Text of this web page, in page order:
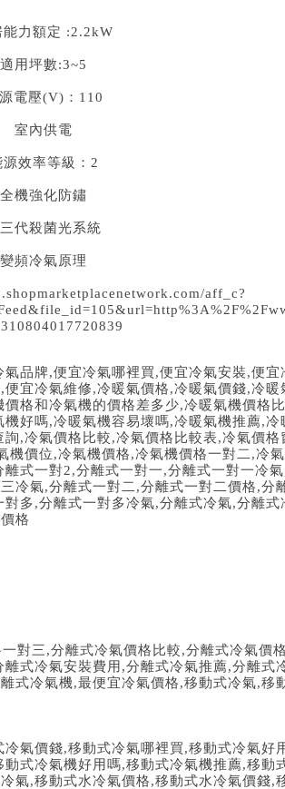
能力額定 :2.2kW
適用坪數:3~5
電壓(V)：110
室內供電
源效率等級：2
全機強化防鏽
代殺菌光系統
變頻冷氣原理
aff_c?
氣品牌,便宜冷氣哪裡買,便宜冷氣安裝,便宜
,便宜冷氣維修,冷暖氣價格,冷暖氣價錢,冷暖
價格和冷氣機的價格差多少,冷暖氣機價格
機好嗎,冷暖氣機容易壞嗎,冷暖氣機推薦,冷
詢,冷氣價格比較,冷氣價格比較表,冷氣價格
機價位,冷氣機價格,冷氣機價格一對二 ,冷
離式一對2,分離式一對一,分離式一對一冷氣
冷氣,分離式一對二 ,分離式一對二價格,分
對多,分離式一對多冷氣,分離式冷氣,分離式
格
對三,分離式冷氣價格比較,分離式冷氣價
離式冷氣安裝費用 ,分離式冷氣推薦,分離式
式冷氣機,最便宜冷氣價格,移動式冷氣,移
冷氣價錢,移動式冷氣哪裡買,移動式冷氣好
動式冷氣機好用嗎,移動式冷氣機推薦,移動
氣,移動式水冷氣價格,移動式水冷氣價錢,